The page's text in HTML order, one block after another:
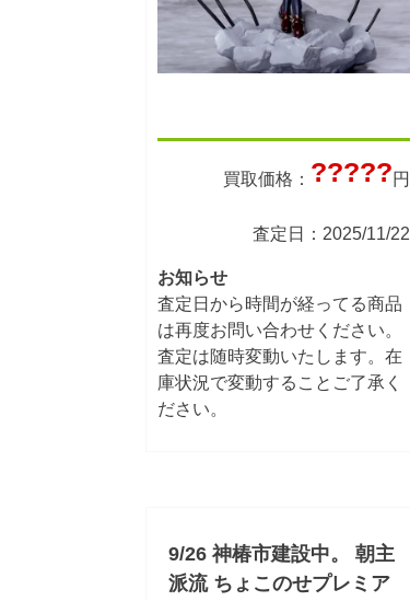
買取価格： ?????円
査定日：2025/11/22
お知らせ
査定日から時間が経ってる商品
は再度お問い合わせください。
査定は随時変動いたします。在
庫状況で変動することご了承く
ださい。
9/26 神椿市建設中。 朝主
派流 ちょこのせプレミア